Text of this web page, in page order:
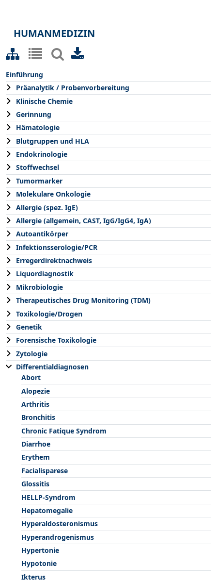
HUMANMEDIZIN
Einführung
Präanalytik / Probenvorbereitung
Klinische Chemie
Gerinnung
Hämatologie
Blutgruppen und HLA
Endokrinologie
Stoffwechsel
Tumormarker
Molekulare Onkologie
Allergie (spez. IgE)
Allergie (allgemein, CAST, IgG/IgG4, IgA)
Autoantikörper
Infektionsserologie/PCR
Erregerdirektnachweis
Liquordiagnostik
Mikrobiologie
Therapeutisches Drug Monitoring (TDM)
Toxikologie/Drogen
Genetik
Forensische Toxikologie
Zytologie
Differentialdiagnosen
Abort
Alopezie
Arthritis
Bronchitis
Chronic Fatique Syndrom
Diarrhoe
Erythem
Facialisparese
Glossitis
HELLP-Syndrom
Hepatomegalie
Hyperaldosteronismus
Hyperandrogenismus
Hypertonie
Hypotonie
Ikterus